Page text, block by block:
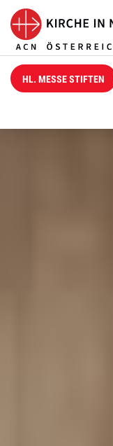
HL. MESSE STIFTEN